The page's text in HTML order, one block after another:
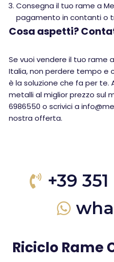
Consegna il tuo rame a
pagamento in contanti o
Cosa aspetti?
Se vuoi vendere il tuo rame
Italia, non perdere tempo e
è la soluzione che fa per te.
metalli al miglior prezzo sul
6986550 o scrivici a
nostra offerta.
+39
Riciclo Rame